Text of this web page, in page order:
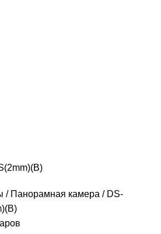
Панорамная камера
DS-